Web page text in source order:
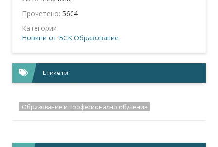
Прочетено: 5604
Категории
Новини от БСК Образование
Етикети
Образование и професионално обучение